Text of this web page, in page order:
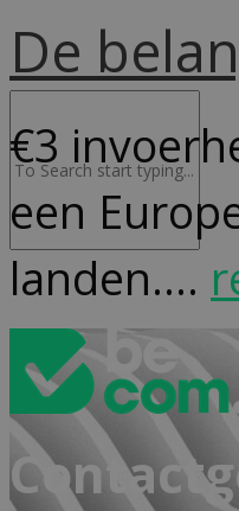
De
€3
een
landen....